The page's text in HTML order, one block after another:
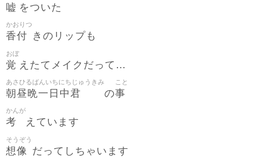
嘘 をついた
香付
かおりつ
きのリップも
覚
おぼ
えたてメイクだって…
朝昼晩一日中君
あさひるばんいちにちじゅうきみ
の事
こと
考
かんが
えています
想像
そうぞう
だってしちゃいます